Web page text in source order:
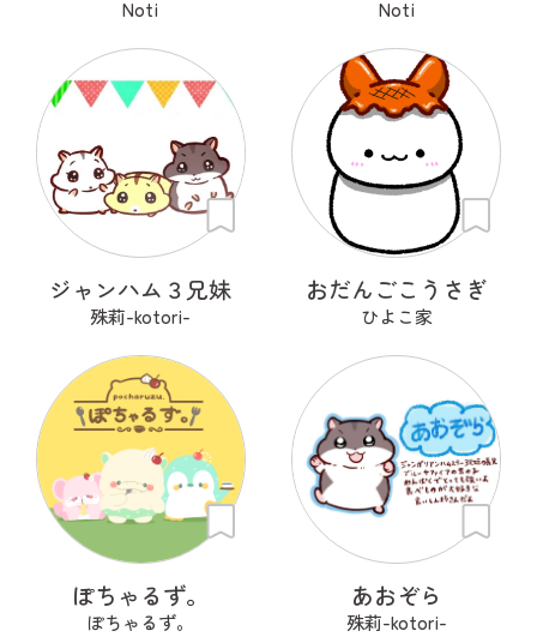
Noti Noti
ジャンハム３兄妹
殊莉-kotori-
おだんごこうさぎ
ひよこ家
ぽちゃるず。
ぽちゃるず。
あおぞら
殊莉-kotori-